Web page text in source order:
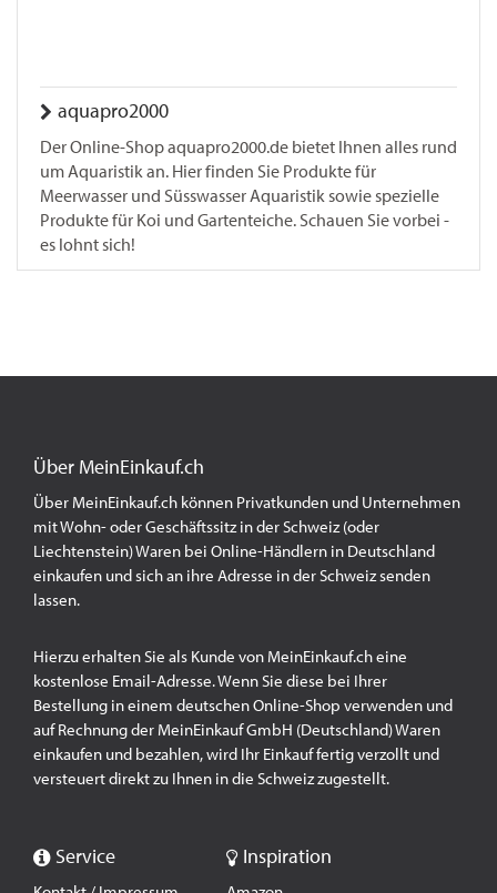
aquapro2000
Der Online-Shop aquapro2000.de bietet Ihnen alles rund
um Aquaristik an. Hier finden Sie Produkte für
Meerwasser und Süsswasser Aquaristik sowie spezielle
Produkte für Koi und Gartenteiche. Schauen Sie vorbei -
es lohnt sich!
Über MeinEinkauf.ch
Über MeinEinkauf.ch können Privatkunden und Unternehmen
mit Wohn- oder Geschäftssitz in der Schweiz (oder
Liechtenstein) Waren bei Online-Händlern in Deutschland
einkaufen und sich an ihre Adresse in der Schweiz senden
lassen.
Hierzu erhalten Sie als Kunde von MeinEinkauf.ch eine
kostenlose Email-Adresse. Wenn Sie diese bei Ihrer
Bestellung in einem deutschen Online-Shop verwenden und
auf Rechnung der MeinEinkauf GmbH (Deutschland) Waren
einkaufen und bezahlen, wird Ihr Einkauf fertig verzollt und
versteuert direkt zu Ihnen in die Schweiz zugestellt.
Service Inspiration